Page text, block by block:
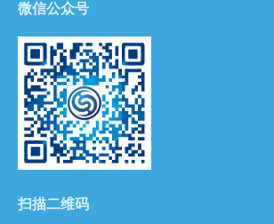
微信公众号
扫描二维码